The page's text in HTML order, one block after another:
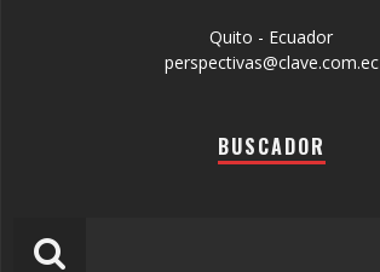
Quito - Ecuador
perspectivas@clave.com.ec
BUSCADOR